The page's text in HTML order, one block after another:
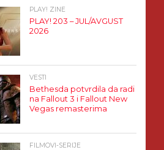
PLAY! ZINE
PLAY! 203 – JUL/AVGUST
2026
VESTI
Bethesda potvrdila da radi
na Fallout 3 i Fallout New
Vegas remasterima
FILMOVI-SERIJE